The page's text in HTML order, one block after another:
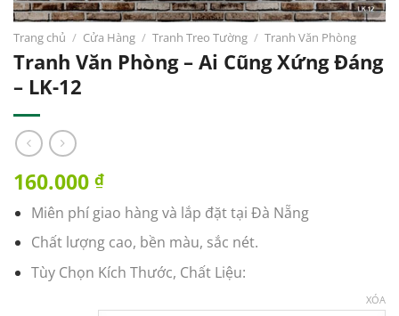
Trang chủ / Cửa Hàng / Tranh Treo Tường / Tranh Văn Phòng
Tranh Văn Phòng – Ai Cũng Xứng Đáng
– LK-12
160.000 ₫
Miên phí giao hàng và lắp đặt tại Đà Nẵng
Chất lượng cao, bền màu, sắc nét.
Tùy Chọn Kích Thước, Chất Liệu:
XÓA